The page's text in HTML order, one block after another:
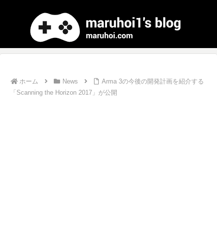
ホーム News
Arma 3の今後の開発計画を紹介する
「Scanning the Horizon 2017」が公開